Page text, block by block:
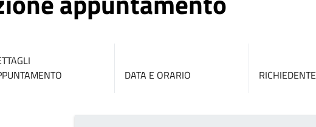
DATA E ORARIO RICHIEDENTE